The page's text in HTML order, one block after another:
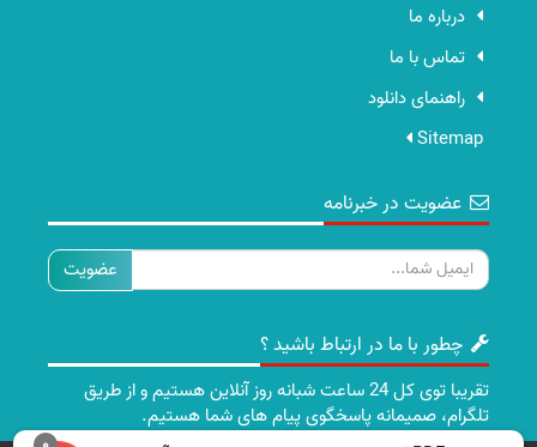
درباره ما
تماس با ما
راهنمای دانلود
Sitemap
عضویت در خبرنامه
ایمیل
چطور با ما در ارتباط باشید ؟
تقریبا توی کل 24 ساعت شبانه روز آنلاین هستیم و از طریق
تلگرام، صمیمانه پاسخگوی پیام های شما هستیم.